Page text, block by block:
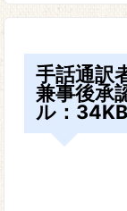
手話通訳
兼事後承
ル：34KB